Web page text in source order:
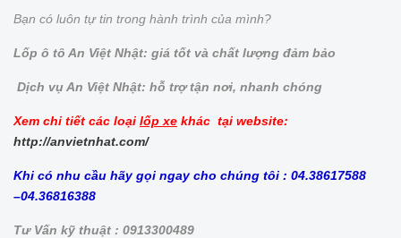
Bạn có luôn tự tin trong hành trình của mình?
Lốp ô tô An Việt Nhật: giá tốt và chất lượng đảm bảo
Dịch vụ An Việt Nhật: hỗ trợ tận nơi, nhanh chóng
Xem chi tiết các loại lốp xe khác tại website:
http://anvietnhat.com/
Khi có nhu cầu hãy gọi ngay cho chúng tôi : 04.38617588
–04.36816388
Tư Vấn kỹ thuật : 0913300489